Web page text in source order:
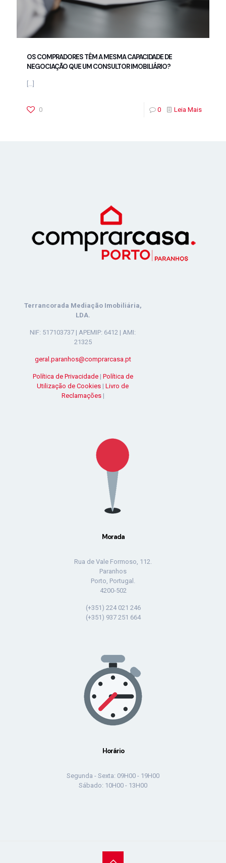
OS COMPRADORES TÊM A MESMA CAPACIDADE DE
NEGOCIAÇÃO QUE UM CONSULTOR IMOBILIÁRIO?
[…]
0 0 Leia Mais
Terrancorada Mediação Imobiliária,
LDA.
NIF: 517103737 | APEMIP: 6412 | AMI:
21325
geral.paranhos@comprarcasa.pt
Política de Privacidade| Política de
Utilização de Cookies |Livro de
Reclamações|
Morada
Rua de Vale Formoso, 112.
Paranhos
Porto, Portugal.
4200-502
(+351) 224 021 246
(+351) 937 251 664
Horário
Segunda - Sexta: 09H00 - 19H00
Sábado: 10H00 - 13H00